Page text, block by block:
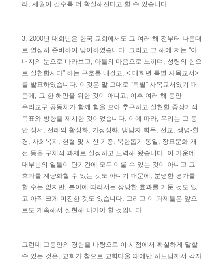
라, 세월이 갈수록 더 확실해진다고 할 수 있습니다.
3. 2000년 대희년은 한국 교회에서도 그 여러 해 전부터 나름대
로 열심히 준비하여 맞이하였습니다. 그리고 그 해에 저는 “아
버지의 눈으로 바라보고, 아들의 마음으로 느끼며, 성령의 힘으
로 실천합시다” 하는 구호를 내걸고, < 대희년 특별 사목교서>
를 발표하였습니다. 이것은 말 그대로 “특별” 사목교서였기 때
문에, 그 한 해만을 위한 것이 아니고, 이후 여러 해 동안
우리교구 공동체가 함께 힘을 모아 추구하고 실현할 중장기적
목표와 방향을 제시한 것이었습니다. 이에 따라, 우리는 그 동
안 성서, 전례의 활성화, 가정성화, 냉담자 회두, 선교, 생명-환
경, 사회복지, 헌혈 및 시신 기증, 북한돕기-통일, 장묘문화 개
선 등을 구체적 과제로 설정하고 노력해 왔습니다. 이 가운데
대부분의 일들이 단기간에 모두 이룰 수 있는 것이 아니고 그
효과를 계량화할 수 있는 것도 아니기 때문에, 분명한 평가를
할 수는 없지만, 분야에 따라서는 상당한 효과를 거둔 것도 있
고 아직 크게 미진한 것도 있습니다. 그리고 이 과제들은 앞으
로도 계속해서 실현해 나가야 할 것입니다.
그런데 그동안의 경험을 바탕으로 이 시점에서 확실하게 말할
수 있는 것은, 교회가 참으로 교회다울 때에만 하느님께서 각자